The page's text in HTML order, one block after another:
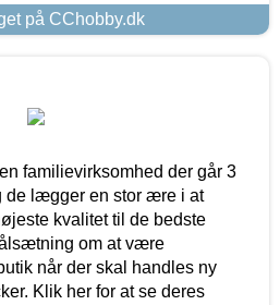
på CChobby.dk
familievirksomhed der går 3
de lægger en stor ære i at
kvalitet til de bedste
om at være
når der skal handles ny
Klik her for at se deres